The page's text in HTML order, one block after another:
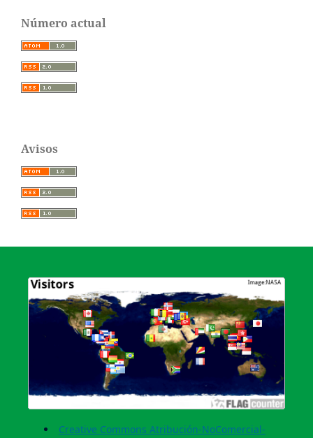
Número actual
Avisos
Creative Commons Atribución-NoComercial-